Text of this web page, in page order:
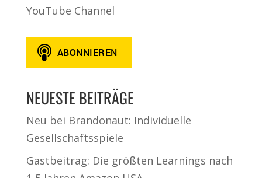
YouTube Channel
NEUESTE BEITRÄGE
Neu bei Brandonaut: Individuelle
Gesellschaftsspiele
Gastbeitrag: Die größten Learnings nach